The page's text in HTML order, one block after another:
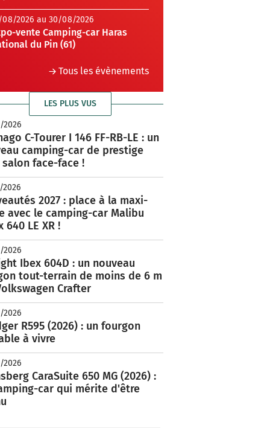
08/2026 au 30/08/2026
vente Camping-car Haras
du Pin (61)
Tous les évènements
LES PLUS VUS
C-Tourer I 146 FF-RB-LE : un
camping-car de prestige
salon face-face !
2027 : place à la maxi-
avec le camping-car Malibu
640 LE XR !
Ibex 604D : un nouveau
tout-terrain de moins de 6 m
Crafter
R595 (2026) : un fourgon
à vivre
CaraSuite 650 MG (2026) :
car qui mérite d'être